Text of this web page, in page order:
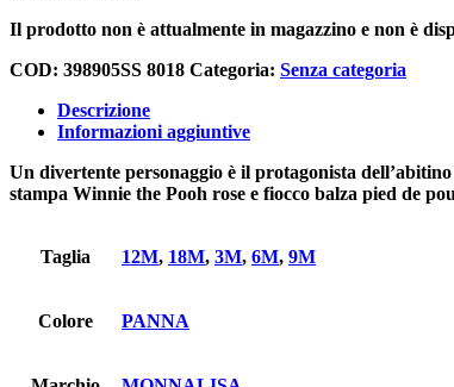
Il prodotto non è attualmente in magazzino e non è
COD: 398905SS 8018 Categoria: Senza categoria
Descrizione
Informazioni aggiuntive
Un divertente personaggio è il protagonista
stampa Winnie the Pooh rose e fiocco balza pied de
Taglia 12M, 18M, 3M, 6M, 9M
Colore PANNA